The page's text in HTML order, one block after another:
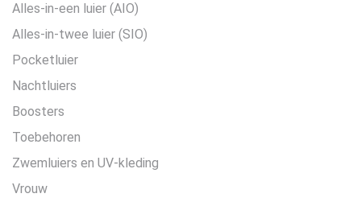
Alles-in-een luier (AIO)
Alles-in-twee luier (SIO)
Pocketluier
Nachtluiers
Boosters
Toebehoren
Zwemluiers en UV-kleding
Vrouw